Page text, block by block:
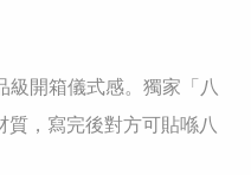
級開箱儀式感。獨家「八
，寫完後對方可貼喺八